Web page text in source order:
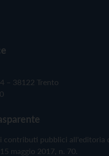
– 38122 Trento
contributi pubblici all'editoria
maggio 2017, n. 70.